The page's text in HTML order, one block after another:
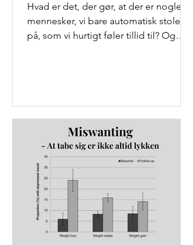
Hvad er det, der gør, at der er nogle
mennesker, vi bare automatisk stoler
på, som vi hurtigt føler tillid til? Og